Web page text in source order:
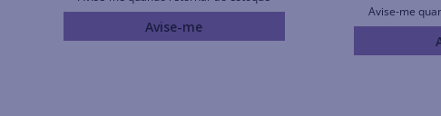
Avise-me
Avise-me